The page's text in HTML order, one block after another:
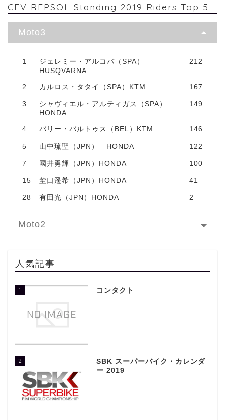
CEV REPSOL Standing 2019 Riders Top 5
Moto3
1
ジェレミー・アルコバ（SPA）
HUSQVARNA
212
2 カルロス・タタイ（SPA）KTM 167
3
シャヴィエル・アルティガス（SPA）
HONDA
149
4 バリー・バルトゥス（BEL）KTM 146
5 山中琉聖（JPN） HONDA 122
7 國井勇輝（JPN）HONDA 100
15 埜口遥希（JPN）HONDA 41
28 有田光（JPN）HONDA 2
Moto2
人気記事
1 コンタクト
2
SBK スーパーバイク・カレンダ
ー 2019